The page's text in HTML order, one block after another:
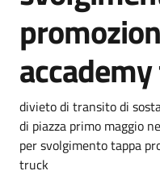
Dettagli
divieto di transito di
di piazza primo maggio
per svolgimento tappa
truck